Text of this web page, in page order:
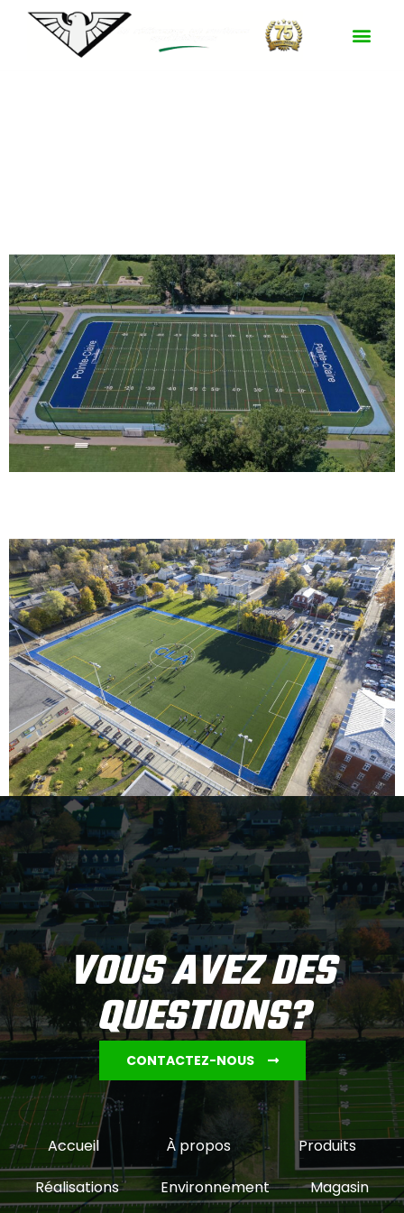
Surface : FTVT-
VOUS AVEZ DES
QUESTIONS?
CONTACTEZ-NOUS
Accueil À propos
Produits
Réalisations
Environnement Magasin